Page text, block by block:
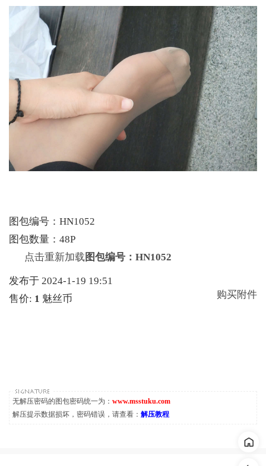
图包编号：HN1052
图包数量：48P
点击重新加载 图包编号：HN1052
发布于 2024-1-19 19:51
售价: 1 魅丝币 购买附件
无解压密码的图包密码统一为： www.msstuku.com
解压提示数据损坏，密码错误，请查看： 解压教程